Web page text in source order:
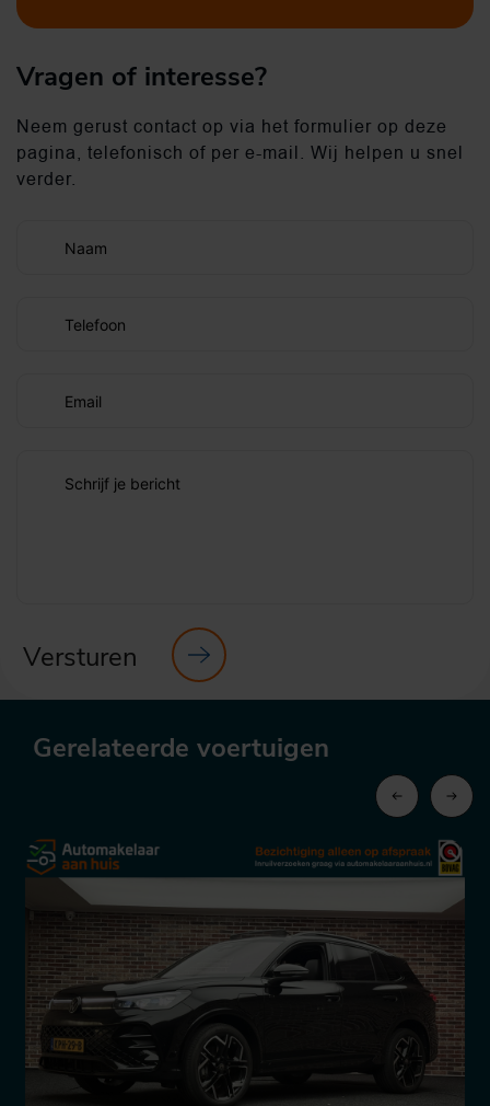
Vragen of interesse?
Neem gerust contact op via het formulier op deze
pagina, telefonisch of per e-mail. Wij helpen u snel
verder.
Naam
Telefoon
Email
Schrijf je bericht
Versturen
Gerelateerde voertuigen